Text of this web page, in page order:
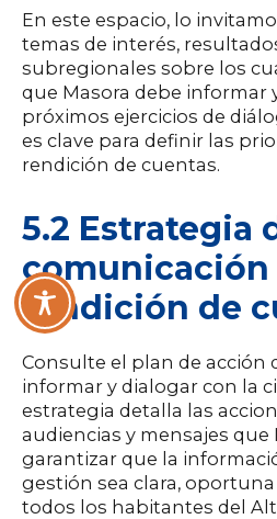
En este espacio, lo
temas de interés,
subregionales sobre los
que Masora debe informar
próximos ejercicios de
es clave para definir las
rendición de cuentas.
5.2 Estrategia
comunicación
rendición de
Consulte el plan de acción
informar y dialogar con la
estrategia detalla las
audiencias y mensajes que
garantizar que la
gestión sea clara, oportuna
todos los habitantes del